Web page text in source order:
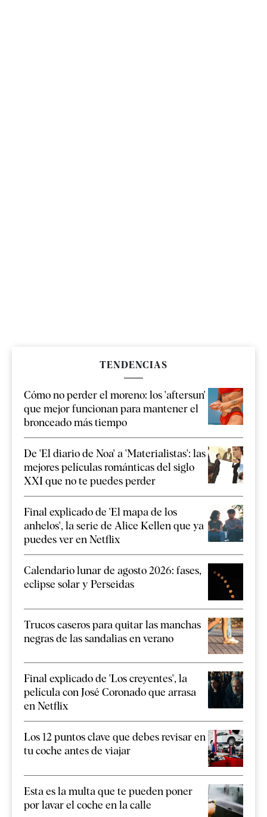
TENDENCIAS
Cómo no perder el moreno: los 'aftersun'
que mejor funcionan para mantener el
bronceado más tiempo
De 'El diario de Noa' a 'Materialistas': las
mejores películas románticas del siglo
XXI que no te puedes perder
Final explicado de 'El mapa de los
anhelos', la serie de Alice Kellen que ya
puedes ver en Netflix
Calendario lunar de agosto 2026: fases,
eclipse solar y Perseidas
Trucos caseros para quitar las manchas
negras de las sandalias en verano
Final explicado de 'Los creyentes', la
película con José Coronado que arrasa
en Netflix
Los 12 puntos clave que debes revisar en
tu coche antes de viajar
Esta es la multa que te pueden poner
por lavar el coche en la calle